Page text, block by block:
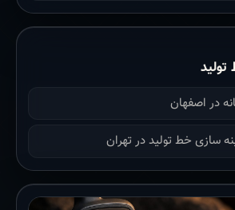
در اصفهان
سازی خط تولید در تهران